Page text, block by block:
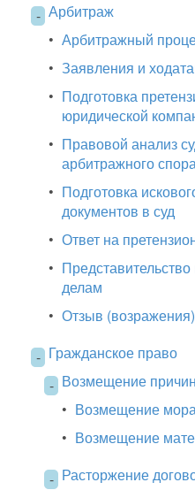
- Арбитраж
• Арбитражный
• Заявления и
• Подготовка
юридической
• Правовой анализ
арбитражного
• Подготовка
документов в суд
• Ответ на
•
делам
• Отзыв
- Гражданское право
- Возмещение
• Возмещение
• Возмещение
- Расторжение